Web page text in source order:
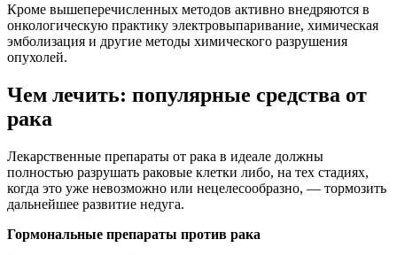
Кроме вышеперечисленных методов активно внедряются в
онкологическую практику электровыпаривание, химическая
эмболизация и другие методы химического разрушения
опухолей.
Чем лечить: популярные средства от
рака
Лекарственные препараты от рака в идеале должны
полностью разрушать раковые клетки либо, на тех стадиях,
когда это уже невозможно или нецелесообразно, — тормозить
дальнейшее развитие недуга.
Гормональные препараты против рака